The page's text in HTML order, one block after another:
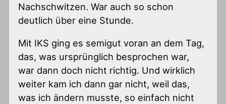
Nachschwitzen. War auch so schon
deutlich über eine Stunde.
Mit IKS ging es semigut voran an dem Tag,
das, was ursprünglich besprochen war,
war dann doch nicht richtig. Und wirklich
weiter kam ich dann gar nicht, weil das,
was ich ändern musste, so einfach nicht